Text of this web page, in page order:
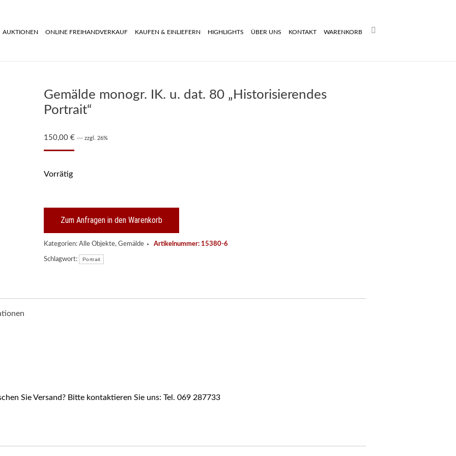
AUKTIONEN ONLINE FREIHANDVERKAUF KAUFEN & EINLIEFERN HIGHLIGHTS ÜBER UNS KONTAKT WARENKORB Search:
Gemälde monogr. IK. u. dat. 80 „Historisierendes
Portrait“
150,00 € --- zzgl. 26%
Vorrätig
Zum Anfragen in den Warenkorb
Kategorien: Alle Objekte, Gemälde Artikelnummer: 15380-6
Schlagwort: Portrait
Sie Versand? Bitte kontaktieren Sie uns: Tel. 069 287733